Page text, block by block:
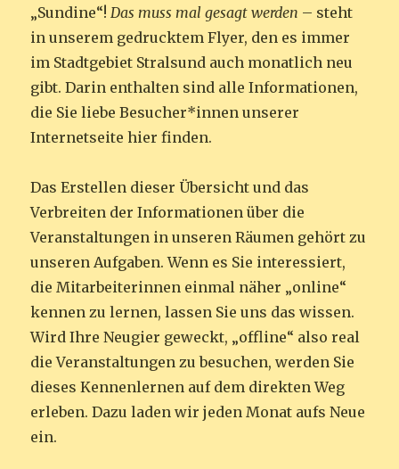
„Sundine“!Das muss mal gesagt werden – steht
in unserem gedrucktem Flyer, den es immer
im Stadtgebiet Stralsund auch monatlich neu
gibt. Darin enthalten sind alle Informationen,
die Sie liebe Besucher*innen unserer
Internetseite hier finden.
Das Erstellen dieser Übersicht und das
Verbreiten der Informationen über die
Veranstaltungen in unseren Räumen gehört zu
unseren Aufgaben. Wenn es Sie interessiert,
die Mitarbeiterinnen einmal näher „online“
kennen zu lernen, lassen Sie uns das wissen.
Wird Ihre Neugier geweckt, „offline“ also real
die Veranstaltungen zu besuchen, werden Sie
dieses Kennenlernen auf dem direkten Weg
erleben. Dazu laden wir jeden Monat aufs Neue
ein.